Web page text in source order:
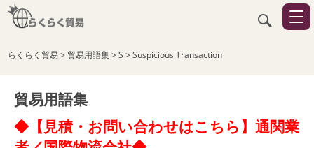
らくらく貿易> 貿易用語集>S >Suspicious Transaction
貿易用語集
◆【見積・お問い合わせはこちら】通関業